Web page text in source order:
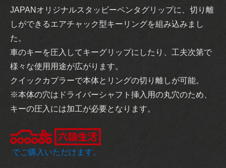
JAPANオリジナルスタッビーペンタグリップに、切り離
しができるエアチャック型キーリングを組み込みまし
た。
車のキーを圧入してキーグリップにしたり、工夫次第で
様々な使用用途が広がります。
クイックカプラーで本体とリングの切り離しが可能。
※本体の穴はドライバーシャフト挿入用の丸穴のため、
キーの圧入には加工が必要となります。
でご購入いただけます。